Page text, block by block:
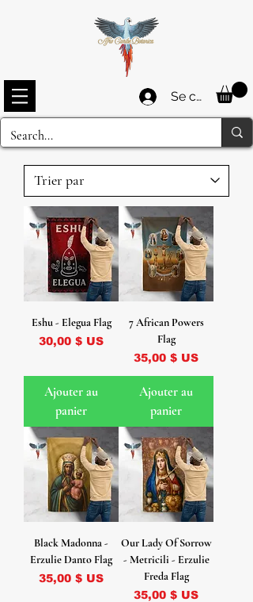
Se connecter
Eshu - Elegua Flag
Prix
30,00 $ US
Ajouter au
panier
7 African Powers
Flag
Prix
35,00 $ US
Ajouter au
panier
Black Madonna -
Erzulie Danto Flag
Prix
35,00 $ US
Our Lady Of Sorrow
- Metricili - Erzulie
Freda Flag
Prix
35,00 $ US